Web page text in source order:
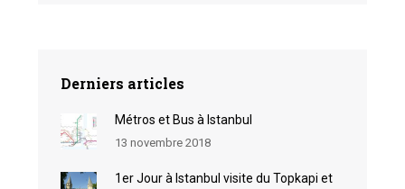
Derniers articles
Métros et Bus à Istanbul
13 novembre 2018
1er Jour à Istanbul visite du Topkapi et